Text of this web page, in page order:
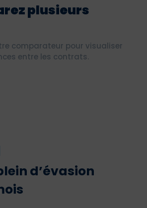
plusieurs
comparateur pour visualiser
entre les contrats.
d’évasion